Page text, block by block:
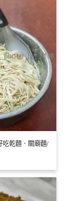
吃乾麵．關廟麵/